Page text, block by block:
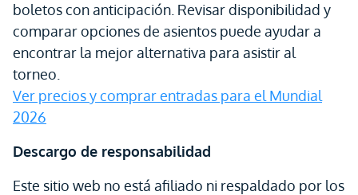
boletos con anticipación. Revisar disponibilidad y
comparar opciones de asientos puede ayudar a
encontrar la mejor alternativa para asistir al
torneo.
Ver precios y comprar entradas para el Mundial
2026
Descargo de responsabilidad
Este sitio web no está afiliado ni respaldado por los